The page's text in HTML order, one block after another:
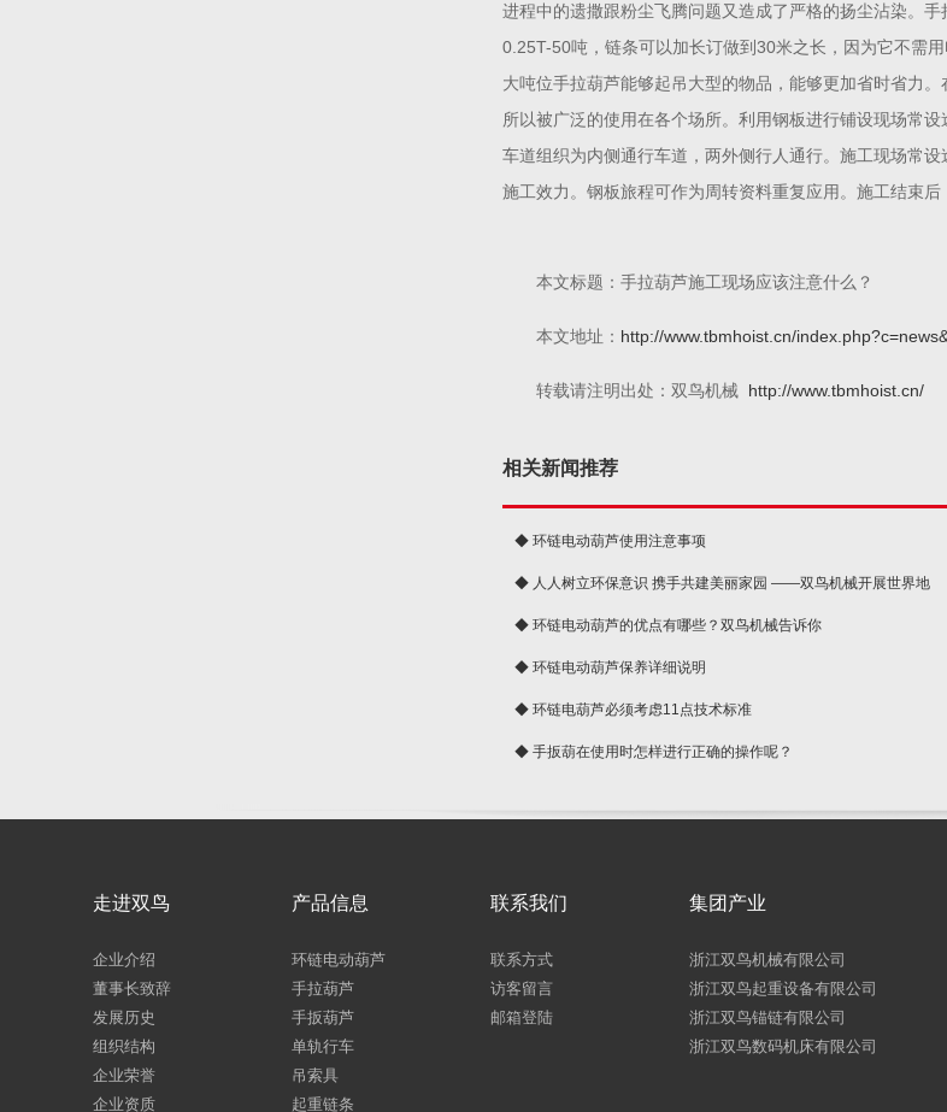
进程中的遗撒跟粉尘飞腾问题又造成了严格的扬尘沾染。
0.25T-50吨，链条可以加长订做到30米之长，因为它不需
大吨位手拉葫芦能够起吊大型的物品，能够更加省时省力
所以被广泛的使用在各个场所。利用钢板进行铺设现场常
车道组织为内侧通行车道，两外侧行人通行。施工现场常
施工效力。钢板旅程可作为周转资料重复应用。施工结束
本文标题：手拉葫芦施工现场应该注意什么？
本文地址： http://www.tbmhoist.cn/
转载请注明出处：双鸟机械 http://www.tbmhoist.cn/
相关新闻推荐
◆ 环链电动葫芦使用注意事项
◆ 人人树立环保意识 携手共建美丽家园 ——双鸟机械开展世界地
球◆ 环链电动葫芦的优点有哪些？双鸟机械告诉你
◆ 环链电动葫芦保养详细说明
◆ 环链电葫芦必须考虑11点技术标准
◆ 手扳葫在使用时怎样进行正确的操作呢？
走进双鸟
企业介绍
董事长致辞
发展历史
组织结构
企业荣誉
企业资质
产品信息
环链电动葫芦
手拉葫芦
手扳葫芦
单轨行车
吊索具
起重链条
联系我们
联系方式
访客留言
邮箱登陆
集团产业
浙江双鸟机械有限公司
浙江双鸟起重设备有限公司
浙江双鸟锚链有限公司
浙江双鸟数码机床有限公司